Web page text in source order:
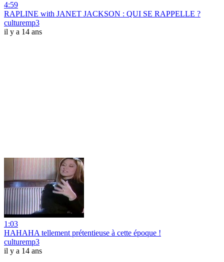
4:59
RAPLINE with JANET JACKSON : QUI SE RAPPELLE ?
culturemp3
il y a 14 ans
1:03
HAHAHA tellement prétentieuse à cette époque !
culturemp3
il y a 14 ans